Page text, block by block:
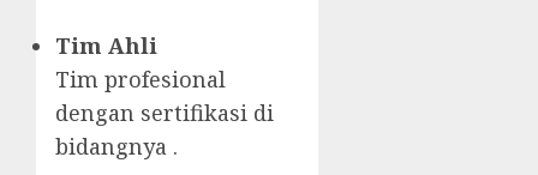
Tim Ahli
Tim profesional
dengan sertifikasi di
bidangnya .